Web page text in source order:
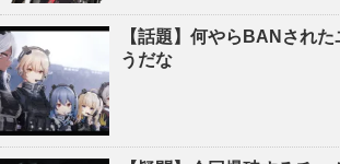
【話題】何やらBANされ
うだな